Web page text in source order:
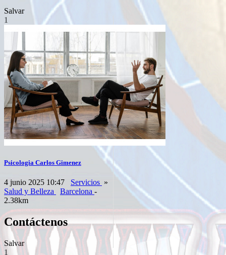
Salvar
1
Psicologia Carlos Gimenez
4 junio 2025 10:47 Servicios »
Salud y Belleza
Barcelona -
2.38km
Contáctenos
Salvar
1